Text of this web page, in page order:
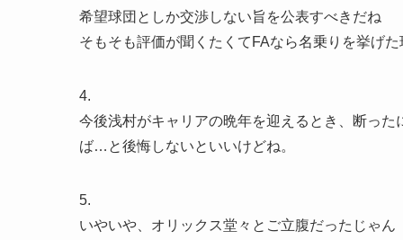
希望球団としか交渉しない旨を公表すべきだね
そもそも評価が聞くたくてFAなら名乗りを挙げ
4.
今後浅村がキャリアの晩年を迎えるとき、断っ
ば…と後悔しないといいけどね。
5.
いやいや、オリックス堂々とご立腹だったじゃん